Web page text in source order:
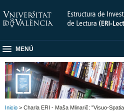
MENÚ
Inicio > Charla ERI - Maša Mlinarič: "Visuo-